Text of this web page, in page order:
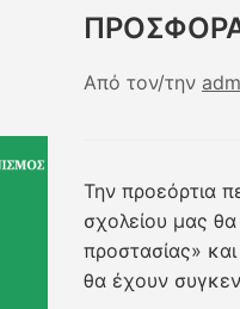
Από τον/την
Την προεόρτια
σχολείου μας θα
προστασίας»
θα έχουν